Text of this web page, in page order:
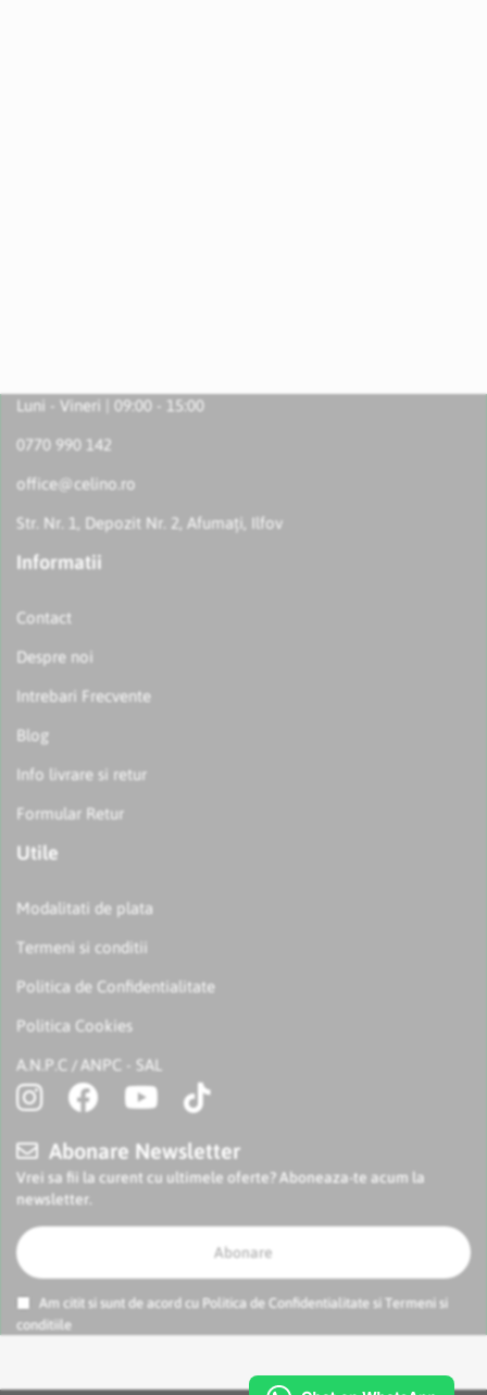
Luni - Vineri | 09:00 - 15:00
0770 990 142
office@celino.ro
Str. Nr. 1, Depozit Nr. 2, Afumați, Ilfov
Informatii
Contact
Despre noi
Intrebari Frecvente
Blog
Info livrare si retur
Formular Retur
Utile
Modalitati de plata
Termeni si conditii
Politica de Confidentialitate
Politica Cookies
A.N.P.C / ANPC - SAL
Abonare Newsletter
Vrei sa fii la curent cu ultimele oferte? Aboneaza-te acum la
newsletter.
Abonare
Am citit si sunt de acord cu Politica de Confidentialitate si
Termeni si
conditiile